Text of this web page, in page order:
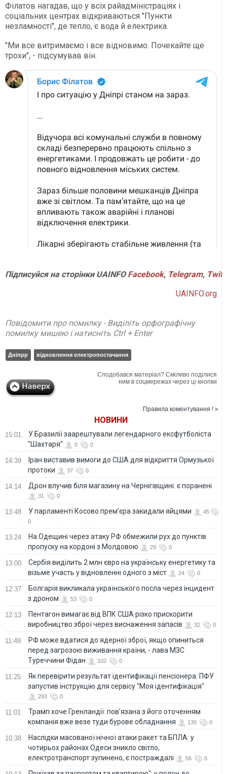
Філатов нагадав, що у всіх райадміністраціях і
соціальних центрах відкриваються "Пункти
незламності", де тепло, є вода й електрика.
"Ми все витримаємо і все відновимо. Почекайте ще
трохи", - підсумував він.
Підписуйся на сторінки UAINFO Facebook, Telegram,
UAINFO.org
Повідомити про помилку - Виділіть орфографічну
помилку мишею і натисніть Ctrl + Enter
Дніпрр відновлення електропостачання
Сподобався матеріал? Сміливо поділися
ним в соцмережах через ці кнопки
Правила коментування ! »
НОВИНИ
15:01
У Бразилії заарештували легендарного ексфутболіста
"Шахтаря"
0 0
14:39
Іран виставив вимоги до США для відкриття Ормузької
протоки
37 0
14:14 Дрон влучив біля магазину на Чернігівщині: є поранені
31 0
13:48 У парламенті Косово прем'єра закидали яйцями
45
0
13:24
На Одещині через атаку РФ обмежили рух до пунктів
пропуску на кордоні з Молдовою
29 0
13:00
Сербія виділить 2 млн євро на українську енергетику та
візьме участь у відновленні одного з міст
24 0
12:37
Болгарія викликала українського посла через інцидент
з дроном
53 0
12:13
Пентагон вимагає від ВПК США різко прискорити
виробництво зброї через виснаження запасів
32 0
11:49
РФ може вдатися до ядерної зброї, якщо опиниться
перед загрозою виживання країни, - лава МЗС
Туреччини Фідан
102 0
11:25
Як перевірити результат ідентифікації пенсіонера: ПФУ
запустив інструкцію для сервісу "Моя ідентифікація"
293 0
11:01
Трамп хоче Гренландії: пов'язана з його оточенням
компанія вже везе туди бурове обладнання
130 0
10:38
Наслідки масованої нічної атаки ракет та БПЛА: у
чотирьох районах Одеси зникло світло,
електротранспорт зупинено, є постраждалі
56 0